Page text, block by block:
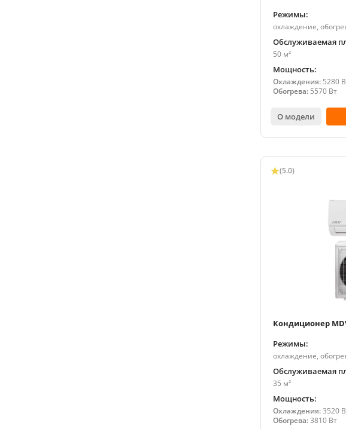
Режимы:
охлаждение,
Обслуживаемая
50 м²
Мощность:
Охлаждения: 5280
Обогрева: 5570 Вт
О модели
(5.0)
Кондиционер
Режимы:
охлаждение,
Обслуживаемая
35 м²
Мощность:
Охлаждения:3520
Обогрева:3810 Вт